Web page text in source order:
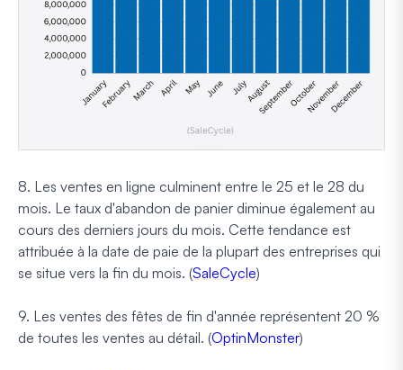
8. Les ventes en ligne culminent entre le 25 et le 28 du
mois. Le taux d'abandon de panier diminue également au
cours des derniers jours du mois. Cette tendance est
attribuée à la date de paie de la plupart des entreprises qui
se situe vers la fin du mois. (SaleCycle)
9. Les ventes des fêtes de fin d'année représentent 20 %
de toutes les ventes au détail. (OptinMonster)